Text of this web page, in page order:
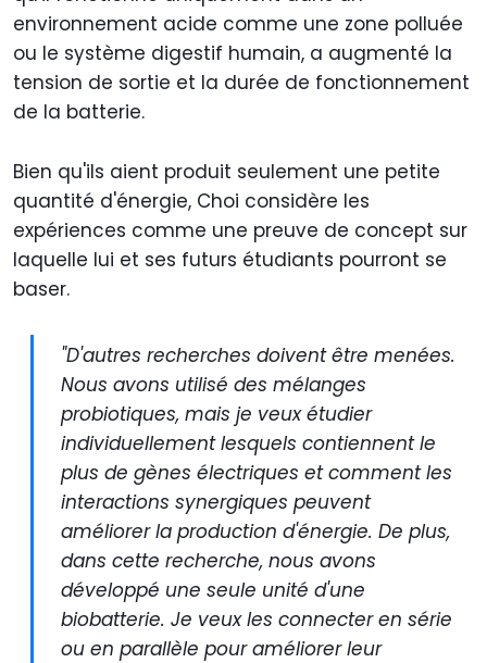
environnement acide comme une zone polluée
ou le système digestif humain, a augmenté la
tension de sortie et la durée de fonctionnement
de la batterie.
Bien qu'ils aient produit seulement une petite
quantité d'énergie, Choi considère les
expériences comme une preuve de concept sur
laquelle lui et ses futurs étudiants pourront se
baser.
"D'autres recherches doivent être menées.
Nous avons utilisé des mélanges
probiotiques, mais je veux étudier
individuellement lesquels contiennent le
plus de gènes électriques et comment les
interactions synergiques peuvent
améliorer la production d'énergie. De plus,
dans cette recherche, nous avons
développé une seule unité d'une
biobatterie. Je veux les connecter en série
ou en parallèle pour améliorer leur